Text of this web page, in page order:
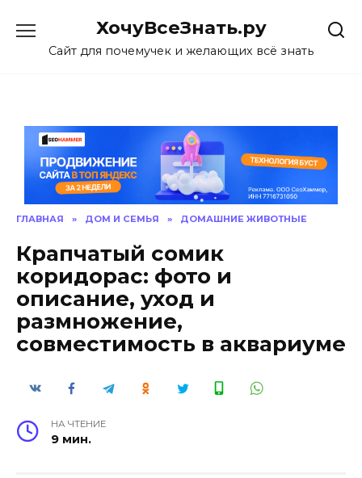
content
ХочуВсеЗнать.ру
Сайт для почемучек и желающих всё знать
ГЛАВНАЯ » ДОМ И СЕМЬЯ » ДОМАШНИЕ ЖИВОТНЫЕ
Крапчатый сомик
коридорас: фото и
описание, уход и
размножение,
совместимость в аквариуме
НА ЧТЕНИЕ
9 мин.